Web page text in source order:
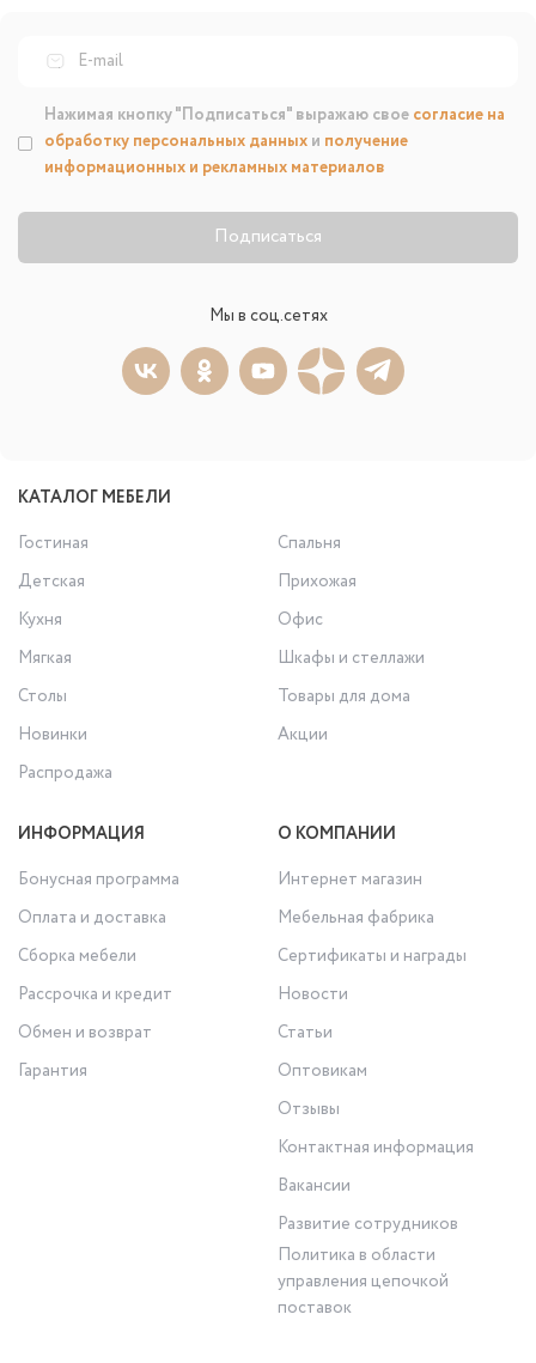
Подписаться
Нажимая кнопку "Подписаться" выражаю свое согласие на
обработку персональных данных и получение
информационных и рекламных материалов
Мы в соц.сетях
КАТАЛОГ МЕБЕЛИ
Гостиная
Спальня
Детская
Прихожая
Кухня
Офис
Мягкая
Шкафы и стеллажи
Столы
Товары для дома
Новинки
Акции
Распродажа
ИНФОРМАЦИЯ
Бонусная программа
Оплата и доставка
Сборка мебели
Рассрочка и кредит
Обмен и возврат
Гарантия
О КОМПАНИИ
Интернет магазин
Мебельная фабрика
Сертификаты и награды
Новости
Статьи
Оптовикам
Отзывы
Контактная информация
Вакансии
Развитие сотрудников
Политика в области
управления цепочкой
поставок